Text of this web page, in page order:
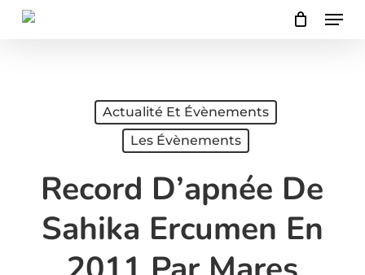
Skip
Menu
Actualité Et Évènements
Les Évènements
Record D’apnée De
Sahika Ercumen En